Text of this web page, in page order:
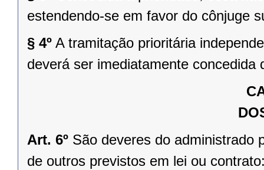
estendendo-se em favor do cônjuge
§ 4º A tramitação prioritária
deverá ser imediatamente
Art. 6º São deveres do administrado
de outros previstos em lei ou